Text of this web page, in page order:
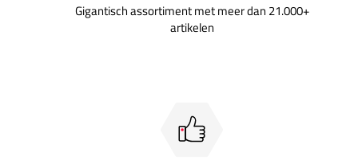
Gigantisch assortiment met meer dan 21.000+
artikelen